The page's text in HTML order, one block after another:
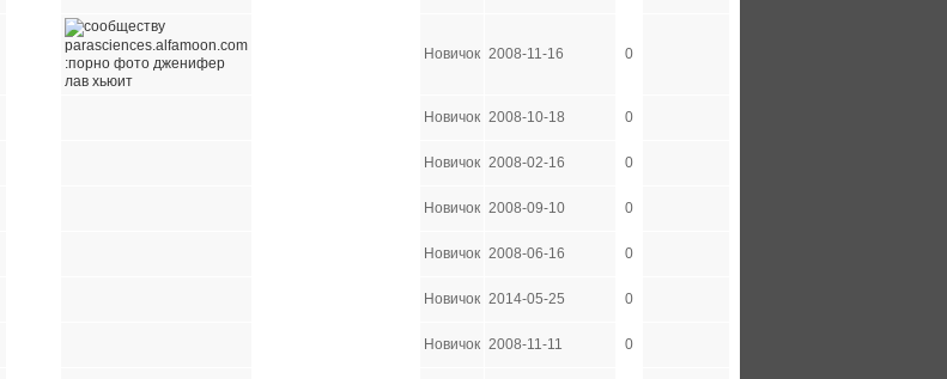
Новичок 2008-11-16 0
Новичок 2008-10-18 0
Новичок 2008-02-16 0
Новичок 2008-09-10 0
Новичок 2008-06-16 0
Новичок 2014-05-25 0
Новичок 2008-11-11 0